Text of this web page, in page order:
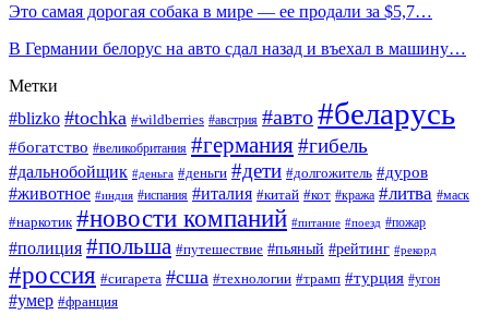
Это самая дорогая собака в мире — ее продали за $5,7…
В Германии белорус на авто сдал назад и въехал в машину…
Метки
#blizko #tochka #wildberries #австрия #авто#беларусь
#богатство #великобритания #германия#гибель
#дальнобойщик #деньга #деньги #дети #долгожитель #дуров
#животное #индия #испания #италия #китай #кот #кража #литва #маск
#наркотик #новости компаний #питание #поезд #пожар
#полиция #польша #путешествие #пьяный #рейтинг #рекорд
#россия #сигарета #сша #технологии #трамп #турция #угон
#умер #франция